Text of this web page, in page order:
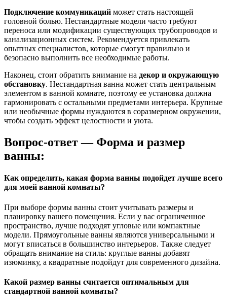
Подключение коммуникаций может стать настоящей
головной болью. Нестандартные модели часто требуют
переноса или модификации существующих трубопроводов и
канализационных систем. Рекомендуется привлекать
опытных специалистов, которые смогут правильно и
безопасно выполнить все необходимые работы.
Наконец, стоит обратить внимание на декор и окружающую
обстановку. Нестандартная ванна может стать центральным
элементом в ванной комнате, поэтому ее установка должна
гармонировать с остальными предметами интерьера. Крупные
или необычные формы нуждаются в соразмерном окружении,
чтобы создать эффект целостности и уюта.
Вопрос-ответ — Форма и размер
ванны:
Как определить, какая форма ванны подойдет лучше всего
для моей ванной комнаты?
При выборе формы ванны стоит учитывать размеры и
планировку вашего помещения. Если у вас ограниченное
пространство, лучше подходят угловые или компактные
модели. Прямоугольные ванны являются универсальными и
могут вписаться в большинство интерьеров. Также следует
обращать внимание на стиль: круглые ванны добавят
изюминку, а квадратные подойдут для современного дизайна.
Какой размер ванны считается оптимальным для
стандартной ванной комнаты?